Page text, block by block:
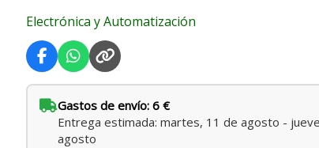
Electrónica y Automatización
Gastos de envío: 6 €
Entrega estimada: martes, 11 de agosto -
agosto